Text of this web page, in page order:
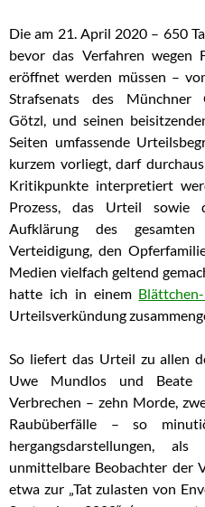
Die am 21. April 2020 – 650
bevor das Verfahren wegen
eröffnet werden müssen –
Strafsenats des Münchner
Götzl, und seinen
Seiten umfassende
kurzem vorliegt, darf
Kritikpunkte interpretiert
Prozess, das Urteil sowie
Aufklärung des
Verteidigung, den
Medien vielfach geltend
hatte ich in einem
Urteilsverkündung
So liefert das Urteil zu allen
Uwe Mundlos und Beate
Verbrechen – zehn Morde,
Raubüberfälle – so
hergangsdarstellungen,
unmittelbare Beobachter der
etwa zur „Tat zulasten von